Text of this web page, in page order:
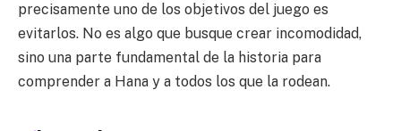
precisamente uno de los objetivos del juego es
evitarlos. No es algo que busque crear incomodidad,
sino una parte fundamental de la historia para
comprender a Hana y a todos los que la rodean.